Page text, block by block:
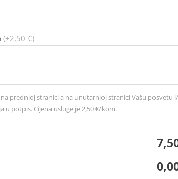
(+2,50 €)
prednjoj stranici a na unutarnjoj stranici Vašu posvetu
u potpis. Cijena usluge je 2,50 €/kom.